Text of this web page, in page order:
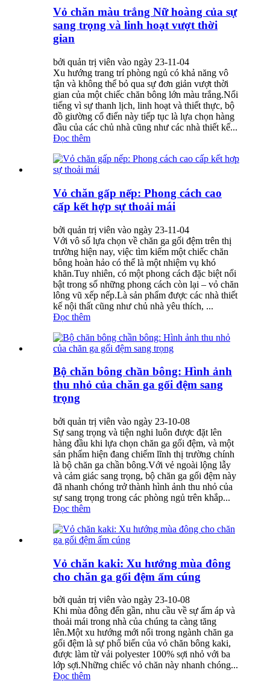
Vỏ chăn màu trắng Nữ hoàng của sự
sang trọng và linh hoạt vượt thời
gian
bởi quản trị viên vào ngày 23-11-04
Xu hướng trang trí phòng ngủ có khả năng vô
tận và không thể bỏ qua sự đơn giản vượt thời
gian của một chiếc chăn bông lớn màu trắng.Nổi
tiếng vì sự thanh lịch, linh hoạt và thiết thực, bộ
đồ giường cổ điển này tiếp tục là lựa chọn hàng
đầu của các chủ nhà cũng như các nhà thiết kế...
Đọc thêm
Vỏ chăn gấp nếp: Phong cách cao
cấp kết hợp sự thoải mái
bởi quản trị viên vào ngày 23-11-04
Với vô số lựa chọn về chăn ga gối đệm trên thị
trường hiện nay, việc tìm kiếm một chiếc chăn
bông hoàn hảo có thể là một nhiệm vụ khó
khăn.Tuy nhiên, có một phong cách đặc biệt nổi
bật trong số những phong cách còn lại – vỏ chăn
lông vũ xếp nếp.Là sản phẩm được các nhà thiết
kế nội thất cũng như chủ nhà yêu thích, ...
Đọc thêm
Bộ chăn bông chần bông: Hình ảnh
thu nhỏ của chăn ga gối đệm sang
trọng
bởi quản trị viên vào ngày 23-10-08
Sự sang trọng và tiện nghi luôn được đặt lên
hàng đầu khi lựa chọn chăn ga gối đệm, và một
sản phẩm hiện đang chiếm lĩnh thị trường chính
là bộ chăn ga chần bông.Với vẻ ngoài lộng lẫy
và cảm giác sang trọng, bộ chăn ga gối đệm này
đã nhanh chóng trở thành hình ảnh thu nhỏ của
sự sang trọng trong các phòng ngủ trên khắp...
Đọc thêm
Vỏ chăn kaki: Xu hướng mùa đông
cho chăn ga gối đệm ấm cúng
bởi quản trị viên vào ngày 23-10-08
Khi mùa đông đến gần, nhu cầu về sự ấm áp và
thoải mái trong nhà của chúng ta càng tăng
lên.Một xu hướng mới nổi trong ngành chăn ga
gối đệm là sự phổ biến của vỏ chăn bông kaki,
được làm từ vải polyester 100% sợi nhỏ với ba
lớp sợi.Những chiếc vỏ chăn này nhanh chóng...
Đọc thêm